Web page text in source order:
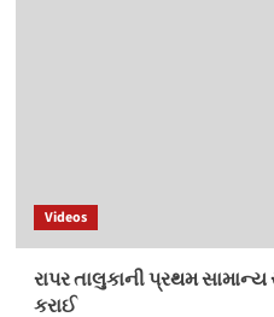
Videos
રાપર તાલુકાની પ્રથમ સામાન્ય
કરાઈ